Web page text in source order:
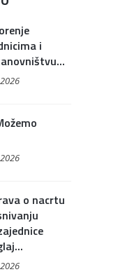
i
o nacrtu